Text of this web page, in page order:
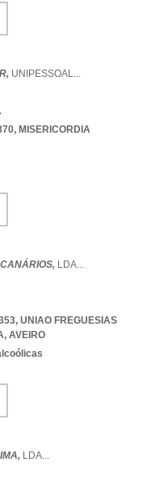
UNIPESSOAL...
, MISERICORDIA
LDA...
, UNIAO FREGUESIAS
, AVEIRO
LDA...